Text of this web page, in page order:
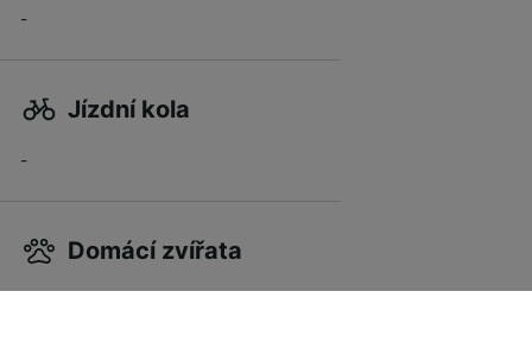
-
Jízdní kola
-
Domácí zvířata